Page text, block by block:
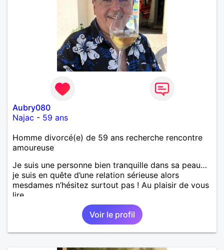
Aubry080
Najac - 59 ans
Homme divorcé(e) de 59 ans recherche rencontre
amoureuse
Je suis une personne bien tranquille dans sa peau…
je suis en quête d’une relation sérieuse alors
mesdames n’hésitez surtout pas ! Au plaisir de vous
lire.
Voir le profil